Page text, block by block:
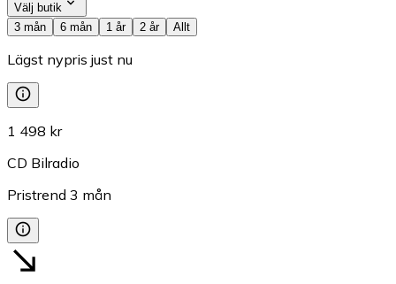
Välj butik
3 mån
6 mån 1 år 2 år Allt
Lägst nypris just nu
1 498 kr
CD Bilradio
Pristrend 3 mån